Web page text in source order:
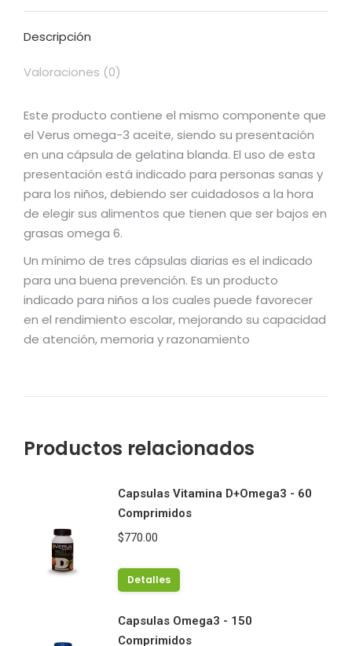
Descripción
Valoraciones (0)
Este producto contiene el mismo componente que
el Verus omega-3 aceite, siendo su presentación
en una cápsula de gelatina blanda. El uso de esta
presentación está indicado para personas sanas y
para los niños, debiendo ser cuidadosos a la hora
de elegir sus alimentos que tienen que ser bajos en
grasas omega 6.
Un mínimo de tres cápsulas diarias es el indicado
para una buena prevención. Es un producto
indicado para niños a los cuales puede favorecer
en el rendimiento escolar, mejorando su capacidad
de atención, memoria y razonamiento
Productos relacionados
Capsulas Vitamina D+Omega3 - 60
Comprimidos
$770.00
Detalles
Capsulas Omega3 - 150
Comprimidos